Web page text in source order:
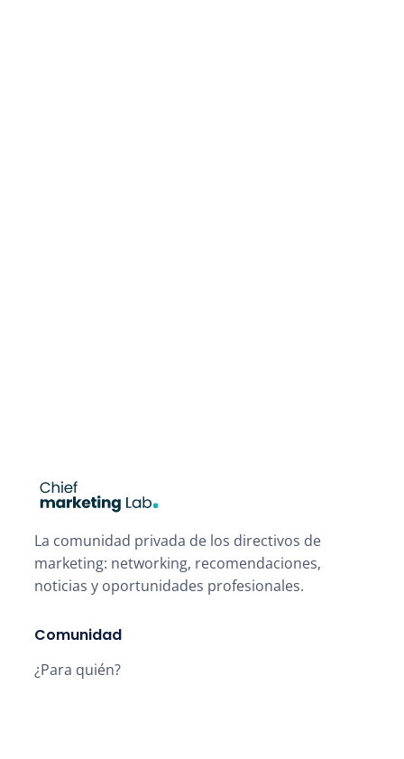
La comunidad privada de los directivos de
marketing: networking, recomendaciones,
noticias y oportunidades profesionales.
Comunidad
¿Para quién?